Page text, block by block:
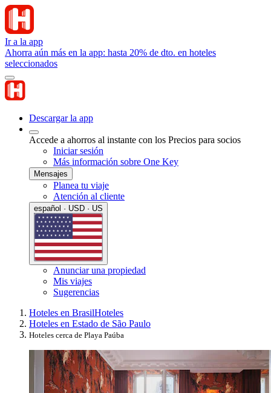
Ir a la app
Ahorra aún más en la app: hasta 20% de dto. en hoteles
seleccionados
Descargar la app
Accede a ahorros al instante con los Precios para socios
Iniciar sesión
Más información sobre One Key
Mensajes
Planea tu viaje
Atención al cliente
español · USD · US
Anunciar una propiedad
Mis viajes
Sugerencias
Hoteles en BrasilHoteles
Hoteles en Estado de São Paulo
Hoteles cerca de Playa Paúba